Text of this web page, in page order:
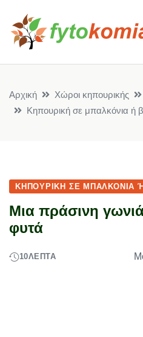
Αρχική Χώροι κηπουρικής
Κηπουρική σε μπαλκόνια ή
ΚΗΠΟΥΡΙΚΉ ΣΕ ΜΠΑΛΚΌΝΙΑ
Μια πράσινη
φυτά
10ΛΕΠΤΆ